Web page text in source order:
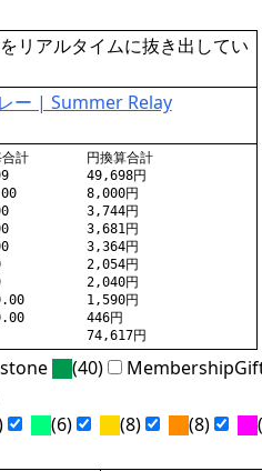
アルタイムに抜き出してい
ー | Summer Relay
(40)
(6) (8) (8)